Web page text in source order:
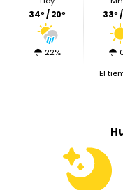
34º / 20º
22%
33º /
El